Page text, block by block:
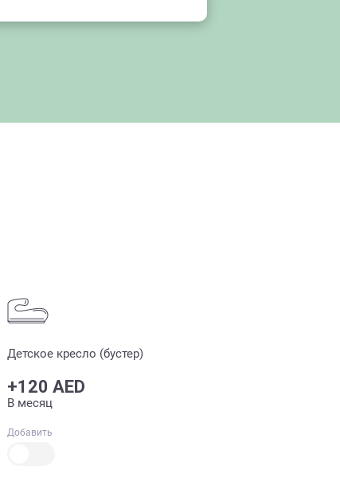
Детское кресло (бустер)
+120 AED
В месяц
Добавить